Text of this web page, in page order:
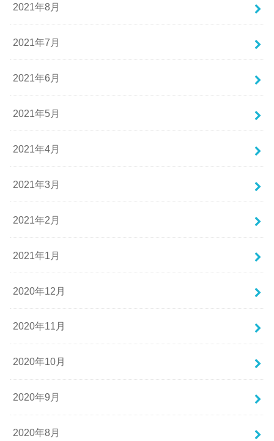
2021年8月
2021年7月
2021年6月
2021年5月
2021年4月
2021年3月
2021年2月
2021年1月
2020年12月
2020年11月
2020年10月
2020年9月
2020年8月